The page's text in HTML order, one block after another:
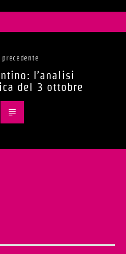
precedente
l’analisi
del 3 ottobre